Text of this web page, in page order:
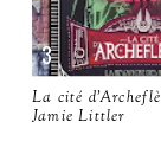
La cité
Jamie Littler